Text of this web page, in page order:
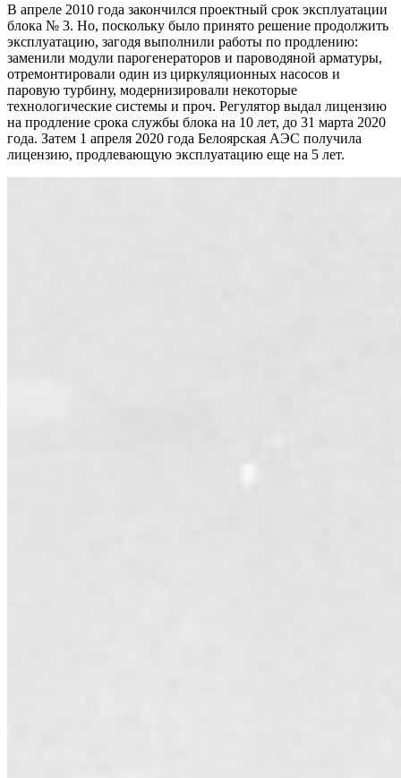
В апреле 2010 года закончился проектный срок эксплуатации
блока № 3. Но, поскольку было принято решение продолжить
эксплуатацию, загодя выполнили работы по продлению:
заменили модули парогенераторов и пароводяной арматуры,
отремонтировали один из циркуляционных насосов и
паровую турбину, модернизировали некоторые
технологические системы и проч. Регулятор выдал лицензию
на продление срока службы блока на 10 лет, до 31 марта 2020
года. Затем 1 апреля 2020 года Белоярская АЭС получила
лицензию, продлевающую эксплуатацию еще на 5 лет.